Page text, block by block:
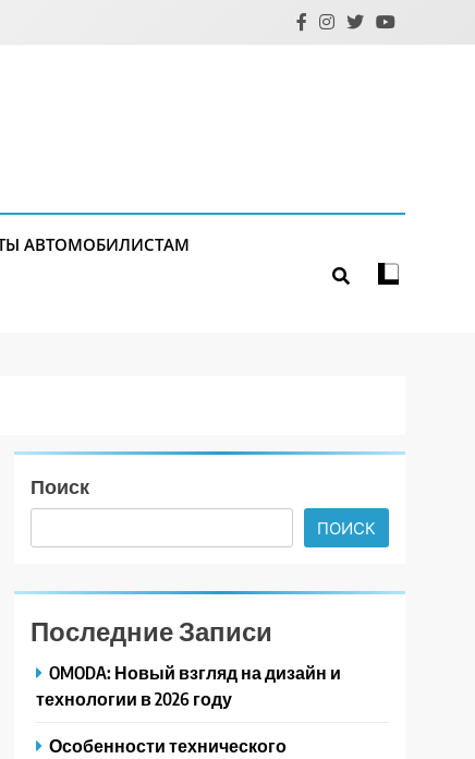
АВТОМОБИЛИСТАМ
Поиск
ПОИСК
Последние Записи
OMODA: Новый взгляд на дизайн и
технологии в 2026 году
Особенности технического